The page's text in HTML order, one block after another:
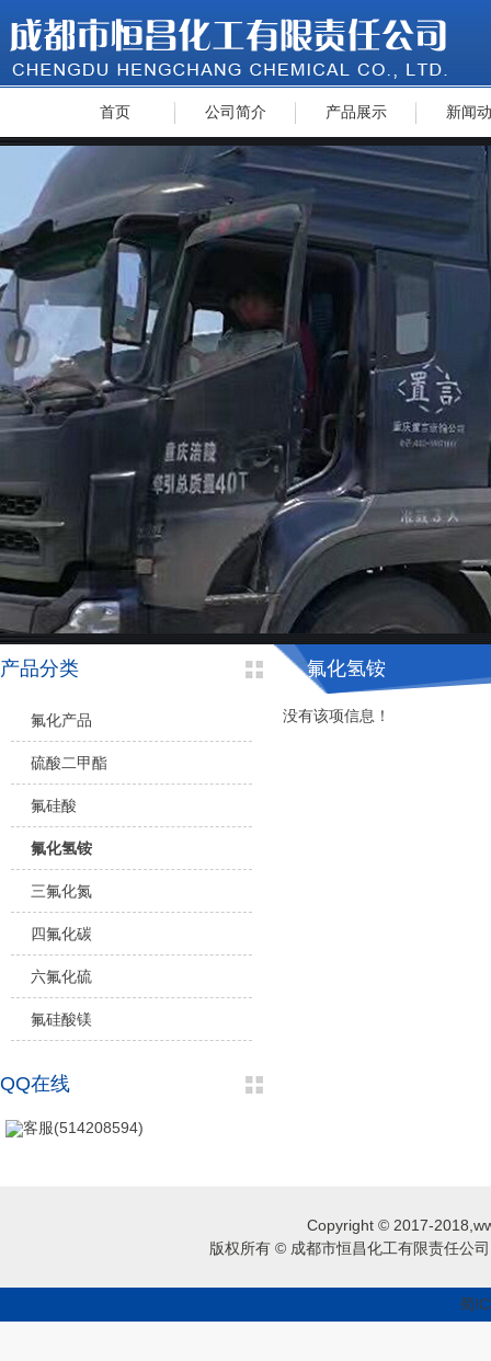
首页 公司简介 产品展示 新闻
氟化氢铵
没有该项信息！
产品分类
氟化产品
硫酸二甲酯
氟硅酸
氟化氢铵
三氟化氮
四氟化碳
六氟化硫
氟硅酸镁
QQ在线
客服(514208594)
Copyright © 2017-
版权所有 © 成都市恒昌化工有限责任公
蜀